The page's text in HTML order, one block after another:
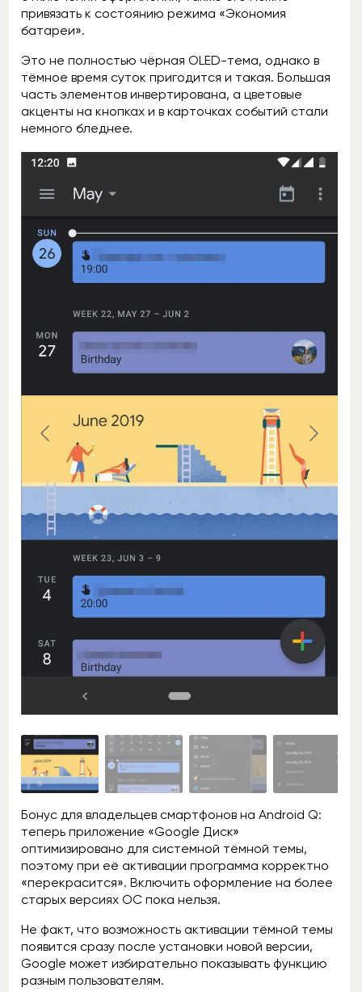
привязать к состоянию режима «Экономия
батареи».
Это не полностью чёрная OLED-тема, однако в
тёмное время суток пригодится и такая. Большая
часть элементов инвертирована, а цветовые
акценты на кнопках и в карточках событий стали
немного бледнее.
Бонус для владельцев смартфонов на Android Q:
теперь приложение «Google Диск»
оптимизировано для системной тёмной темы,
поэтому при её активации программа корректно
«перекрасится». Включить оформление на более
старых версиях ОС пока нельзя.
Не факт, что возможность активации тёмной темы
появится сразу после установки новой версии,
Google может избирательно показывать функцию
разным пользователям.